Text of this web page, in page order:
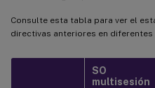
Consulte esta tabla para ver el
directivas anteriores en
SO
multisesión